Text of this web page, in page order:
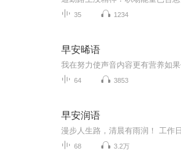
35 1234
早安晞语
64 3853
早安润语
68 3.2万